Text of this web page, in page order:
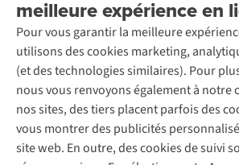
meilleure expérience en
Pour vous garantir la meilleure
utilisons des cookies marketing,
(et des technologies similaires). Pour
nous vous renvoyons également à notre
nos sites, des tiers placent parfois des
vous montrer des publicités
site web. En outre, des cookies de suivi
Rétractation d'une commande
Entretien & réparations
Garantie
Contactez-nous
À propos d’Ayacucho
Nos magasins
À propos d’A.S.Adventure
Déclaration d'accessibilité
Seconde-main
Entretien de ski
Service de lavage
Entretien de chaussures
Réparation de chaussures
Réparation de vêtements
Retouches
Pour les entreprises
Découvrez
A.S.Magazine
Explore Camp
Expertise & conseils
Abonnez-vous à la newsletter
Suivez-nous